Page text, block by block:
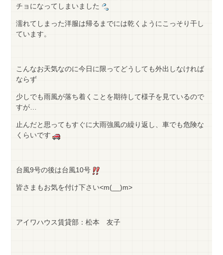
チョになってしまいました
濡れてしまった洋服は帰るまでには乾くようにこっそり干し
ています。
こんなお天気なのに今日に限ってどうしても外出しなければ
ならず
少しでも雨風が落ち着くことを期待して様子を見ているので
すが…
止んだと思ってもすぐに大雨強風の繰り返し、車でも危険な
くらいです
台風9号の後は台風10号
皆さまもお気を付け下さい<m(__)m>
アイワハウス賃貸部：松本 友子